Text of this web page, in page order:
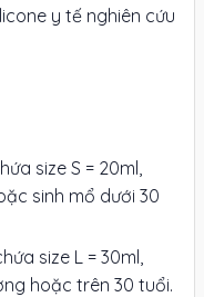
y tế nghiên cứu
size S = 20ml,
sinh mổ dưới 30
size L = 30ml,
hoặc trên 30 tuổi.